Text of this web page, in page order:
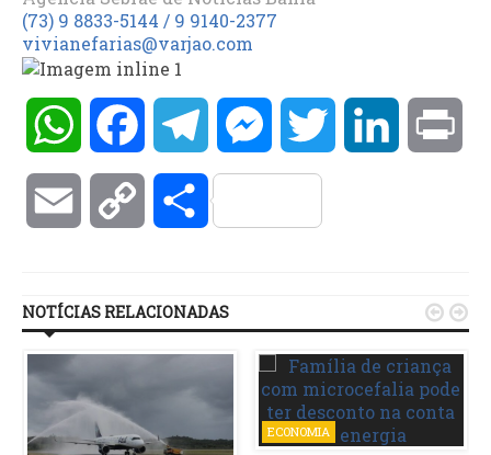
(73) 9 8833-5144 / 9 9140-2377
vivianefarias@varjao.com
WhatsAppFacebookTelegramMessengerTwitter LinkedIn
Email Copy Compartilhar
NOTÍCIAS RELACIONADAS
ECONOMIA
 